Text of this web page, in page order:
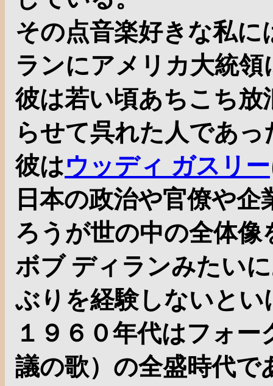
その点音楽好きな私
ランにアメリカ大統
彼は若い頃あちこち
らせて呉れた人であっ
彼はウッディ ガスリー
日本の政治や官僚や
ろうが世の中の全体
ボブ ディランみたい
ぶりを経験しないとい
１９６０年代はフォ
議の歌）の全盛時代で